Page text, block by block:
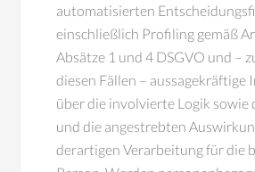
automatisierten
einschließlich Profiling gemäß
Absätze 1 und 4 DSGVO und –
diesen Fällen – aussagekräftige
über die involvierte Logik sowie
und die angestrebten
derartigen Verarbeitung für die